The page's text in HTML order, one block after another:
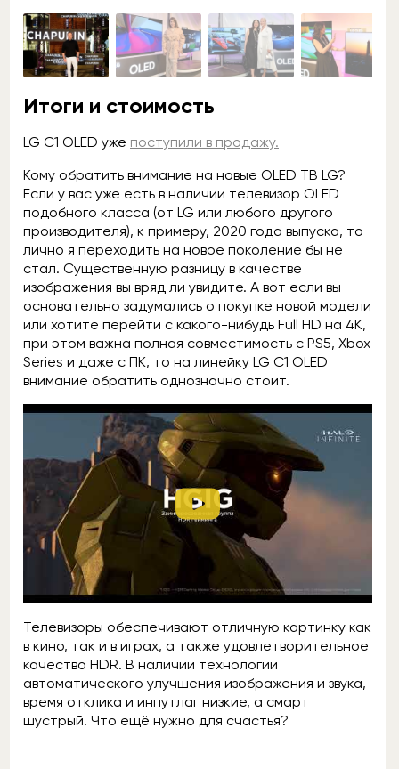
Итоги и стоимость
LG C1 OLED уже поступили в продажу.
Кому обратить внимание на новые OLED ТВ LG?
Если у вас уже есть в наличии телевизор OLED
подобного класса (от LG или любого другого
производителя), к примеру, 2020 года выпуска, то
лично я переходить на новое поколение бы не
стал. Существенную разницу в качестве
изображения вы вряд ли увидите. А вот если вы
основательно задумались о покупке новой модели
или хотите перейти с какого-нибудь Full HD на 4K,
при этом важна полная совместимость с PS5, Xbox
Series и даже с ПК, то на линейку LG C1 OLED
внимание обратить однозначно стоит.
Телевизоры обеспечивают отличную картинку как
в кино, так и в играх, а также удовлетворительное
качество HDR. В наличии технологии
автоматического улучшения изображения и звука,
время отклика и инпутлаг низкие, а смарт
шустрый. Что ещё нужно для счастья?